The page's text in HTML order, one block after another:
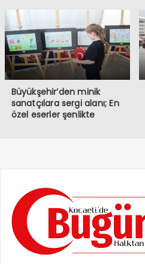
Büyükşehir’den minik
sanatçılara sergi alanı; En
özel eserler şenlikte